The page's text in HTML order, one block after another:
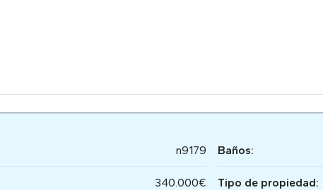
n9179
340.000€
Baños:
Tipo de propiedad: